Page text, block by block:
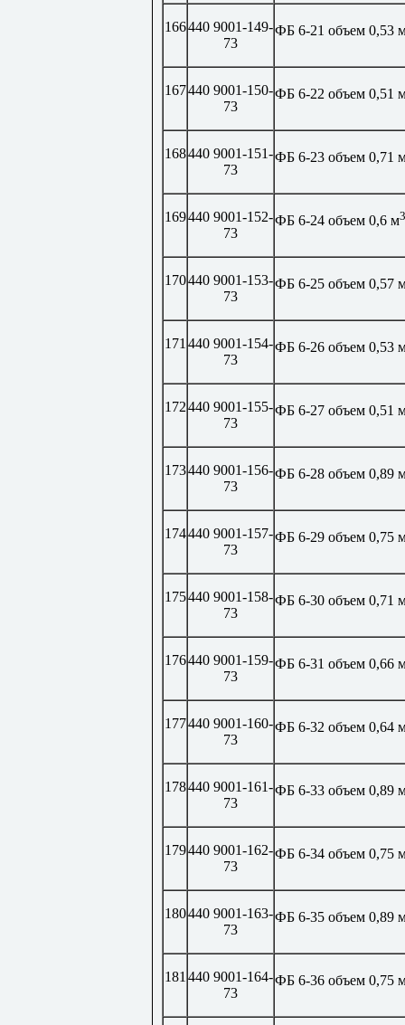
166440 9001-149-
73
ФБ 6-21 объем 0,53
167440 9001-150-
73
ФБ 6-22 объем 0,51
168440 9001-151-
73
ФБ 6-23 объем 0,71
169440 9001-152-
73
ФБ 6-24 объем 0,6 м3
170440 9001-153-
73
ФБ 6-25 объем 0,57
171 440 9001-154-
73
ФБ 6-26 объем 0,53
172440 9001-155-
73
ФБ 6-27 объем 0,51
173440 9001-156-
73
ФБ 6-28 объем 0,89
174440 9001-157-
73
ФБ 6-29 объем 0,75
175440 9001-158-
73
ФБ 6-30 объем 0,71
176440 9001-159-
73
ФБ 6-31 объем 0,66
177440 9001-160-
73
ФБ 6-32 объем 0,64
178440 9001-161-
73
ФБ 6-33 объем 0,89
179440 9001-162-
73
ФБ 6-34 объем 0,75
180440 9001-163-
73
ФБ 6-35 объем 0,89
181 440 9001-164-
73
ФБ 6-36 объем 0,75